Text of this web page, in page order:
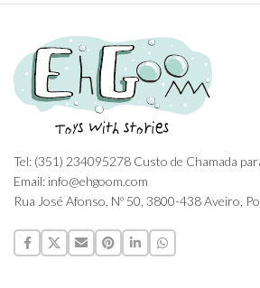
Tel: (351) 234095278 Custo de Chamada
Email: info@ehgoom.com
Rua José Afonso, Nº 50, 3800-438 Aveiro,